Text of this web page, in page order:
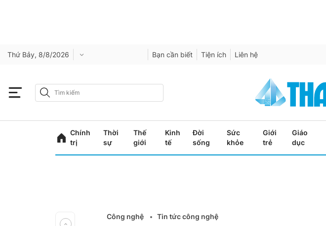
Thứ Bảy, 8/8/2026 Bạn cần biết Tiện ích Liên hệ
Chính
trị
Thời
sự
Thế
giới
Kinh
tế
Đời
sống
Sức
khỏe
Giới
trẻ
Giáo
dục
Công nghệ Tin tức công nghệ